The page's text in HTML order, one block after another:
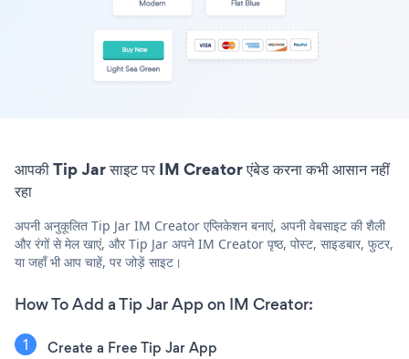
आपकी Tip Jar साइट पर IM Creator एंबेड करना कभी आसान नहीं
रहा
अपनी अनुकूलित Tip Jar IM Creator एप्लिकेशन बनाएं, अपनी वेबसाइट की शैली
और रंगों से मेल खाएं, और Tip Jar अपने IM Creator पृष्ठ, पोस्ट, साइडबार, फुटर,
या जहाँ भी आप चाहें, पर जोड़ें साइट।
How To Add a Tip Jar App on IM Creator:
Create a Free Tip Jar App